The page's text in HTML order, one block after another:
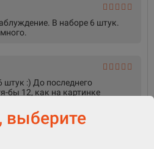
выберите
В наборе 6 штук.
штук :) До последнего
бы 12, как на картинке